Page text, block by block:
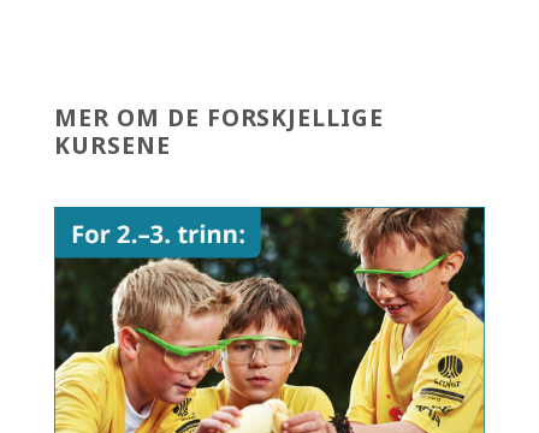
MER OM DE FORSKJELLIGE
KURSENE